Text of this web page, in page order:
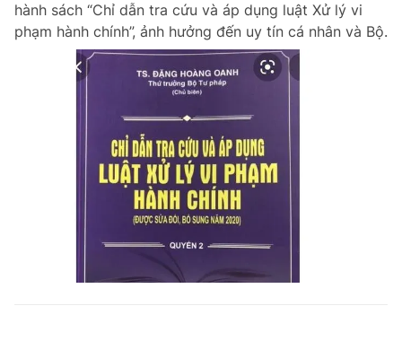
hành sách “Chỉ dẫn tra cứu và áp dụng luật Xử lý vi
phạm hành chính”, ảnh hưởng đến uy tín cá nhân và Bộ.